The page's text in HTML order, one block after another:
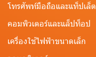
โทรศัพท์มือถือและแท็ปเล็ต
คอมพิวเตอร์และแล็ปท็อป
เครื่องใช้ไฟฟ้าขนาดเล็ก